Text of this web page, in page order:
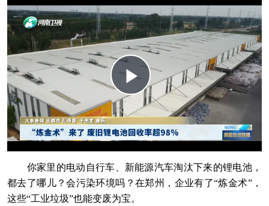
你家里的电动自行车、新能源汽车淘汰下来的锂电池，
都去了哪儿？会污染环境吗？在郑州，企业有了“炼金术”，
这些“工业垃圾”也能变废为宝。